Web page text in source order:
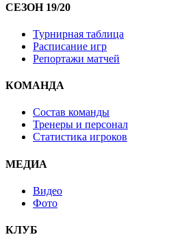
СЕЗОН 19/20
Турнирная таблица
Расписание игр
Репортажи матчей
КОМАНДА
Состав команды
Тренеры и персонал
Статистика игроков
МЕДИА
Видео
Фото
КЛУБ